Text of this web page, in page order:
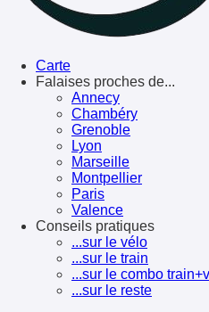
Carte
Falaises proches de...
Annecy
Chambéry
Grenoble
Lyon
Marseille
Montpellier
Paris
Valence
Conseils pratiques
...sur le vélo
...sur le train
...sur le combo
...sur le reste